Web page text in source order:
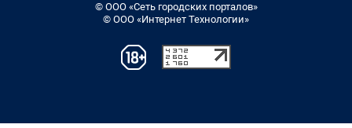
© ООО «Сеть городских порталов»
© ООО «Интернет Технологии»